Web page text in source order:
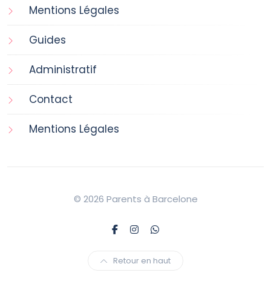
Mentions Légales
Guides
Administratif
Contact
Mentions Légales
© 2026 Parents à Barcelone
Retour en haut